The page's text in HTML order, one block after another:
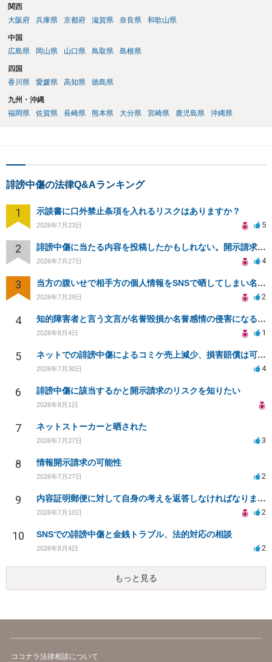
関西
大阪府
兵庫県 京都府 滋賀県 奈良県 和歌山県
中国
広島県
岡山県 山口県 鳥取県 島根県
四国
香川県
愛媛県 高知県 徳島県
九州・沖縄
福岡県
佐賀県 長崎県 熊本県 大分県 宮崎県 鹿児島県 沖縄県
誹謗中傷の法律Q&Aランキング
1 示談書に口外禁止条項を入れるリスクはありますか？
2026年7月23日 5
2 誹謗中傷に当たる内容を投稿したかもしれない。開示請求や民事刑事裁判に発展しうるのか教えて欲しい。
2026年7月27日 4
3 当方の腹いせで相手方の個人情報をSNSで晒してしまい名誉毀損させてしまったかもしれない
2026年7月29日 2
4 知的障害者と言う文言が名誉毀損か名誉感情の侵害になるか教えてほしい。
2026年8月4日 1
5 ネットでの誹謗中傷によるコミケ売上減少、損害賠償は可能か？
2026年7月30日 4
6 誹謗中傷に該当するかと開示請求のリスクを知りたい
2026年8月1日
7 ネットストーカーと晒された
2026年7月27日 3
8 情報開示請求の可能性
2026年7月27日 2
9 内容証明郵便に対して自身の考えを返答しなければなりませんか？
2026年7月10日 2
10 SNSでの誹謗中傷と金銭トラブル、法的対応の相談
2026年8月4日 2
もっと見る
ココナラ法律相談について